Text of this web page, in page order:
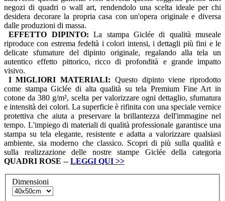
negozi di quadri o wall art, rendendolo una scelta ideale per chi
desidera decorare la propria casa con un'opera originale e diversa
dalle produzioni di massa.
EFFETTO DIPINTO: La stampa Giclée di qualità museale
riproduce con estrema fedeltà i colori intensi, i dettagli più fini e le
delicate sfumature del dipinto originale, regalando alla tela un
autentico effetto pittorico, ricco di profondità e grande impatto
visivo.
I MIGLIORI MATERIALI: Questo dipinto viene riprodotto
come stampa Giclée di alta qualità su tela Premium Fine Art in
cotone da 380 g/m², scelta per valorizzare ogni dettaglio, sfumatura
e intensità dei colori. La superficie è rifinita con una speciale vernice
protettiva che aiuta a preservare la brillantezza dell'immagine nel
tempo. L'impiego di materiali di qualità professionale garantisce una
stampa su tela elegante, resistente e adatta a valorizzare qualsiasi
ambiente, sia moderno che classico. Scopri di più sulla qualità e
sulla realizzazione delle nostre stampe Giclée della categoria
QUADRI ROSE -- LEGGI QUI >>
Dimensioni